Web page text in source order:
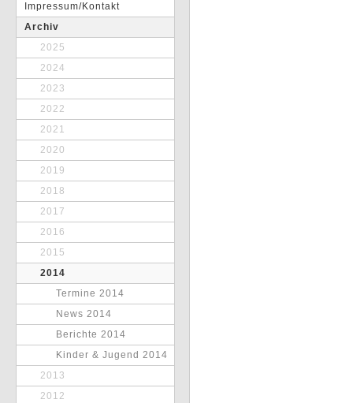
Impressum/Kontakt
Archiv
2025
2024
2023
2022
2021
2020
2019
2018
2017
2016
2015
2014
Termine 2014
News 2014
Berichte 2014
Kinder & Jugend 2014
2013
2012